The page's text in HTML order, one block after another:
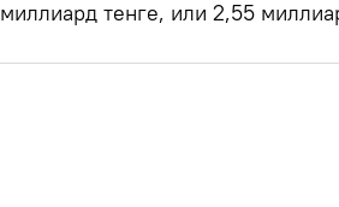
миллиард тенге, или 2,55